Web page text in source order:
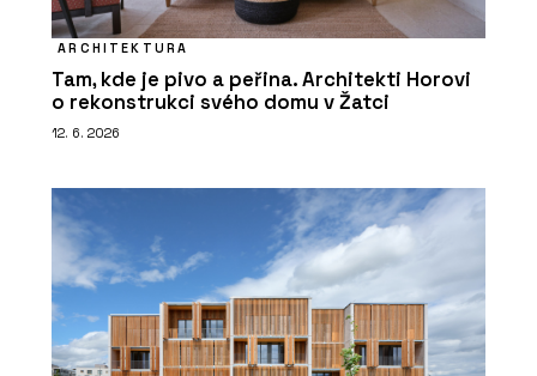
ARCHITEKTURA
Tam, kde je pivo a peřina. Architekti Horovi
o rekonstrukci svého domu v Žatci
12. 6. 2026